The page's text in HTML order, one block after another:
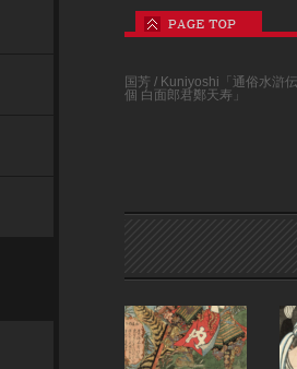
国芳 / Kuniyoshi「通俗水滸
個 白面郎君鄭天寿」